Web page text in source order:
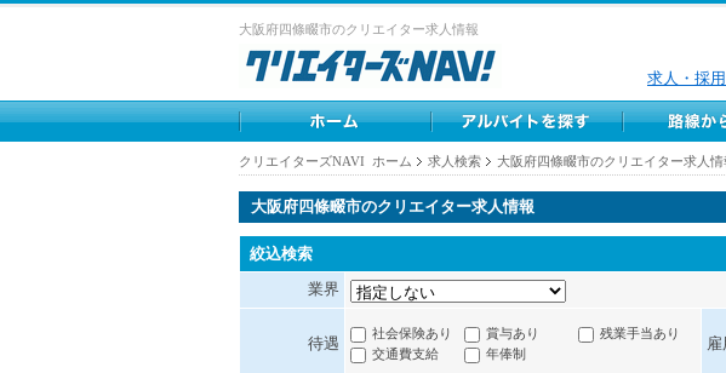
大阪府四條畷市のクリエイター求人情報
求人・採
クリエイターズNAVI ホーム 求人検索 大阪府四條畷市のクリエイター求人情
大阪府四條畷市のクリエイター求人情報
絞込検索
業界
待遇
社会保険あり 賞与あり
残業手当あり
交通費支給
年俸制